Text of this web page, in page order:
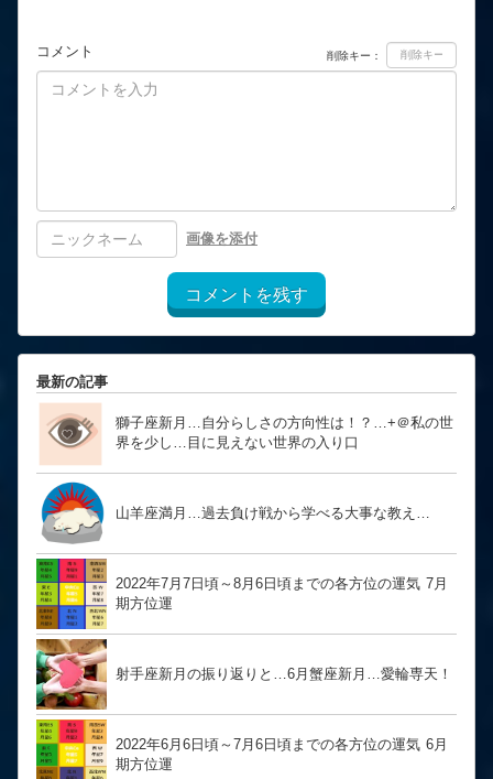
コメント 削除キー：
画像を添付
コメントを残す
最新の記事
獅子座新月…自分らしさの方向性は！？… ​​​​​​​+＠私の世
界を少し…目に見えない世界の入り口
山羊座満月…過去負け戦から学べる大事な教え…
2022年7月7日頃～8月6日頃までの各方位の運気 7月
期方位運
射手座新月の振り返りと…6月蟹座新月…愛輪専天！
2022年6月6日頃～7月6日頃までの各方位の運気 6月
期方位運